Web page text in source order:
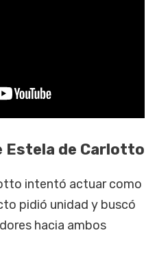
Estela de Carlotto
intentó actuar como
pidió unidad y buscó
hacia ambos